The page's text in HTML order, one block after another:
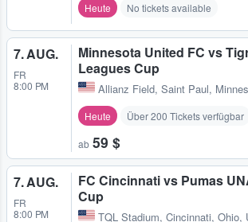
Heute No tickets available
7. AUG.
FR
8:00 PM
Minnesota United FC vs
Leagues Cup
Allianz Field, Saint Paul,
Heute Über 200 Tickets verfügbar
ab 59 $
7. AUG.
FR
8:00 PM
FC Cincinnati vs Pumas
Cup
TQL Stadium, Cincinnati, Ohio,